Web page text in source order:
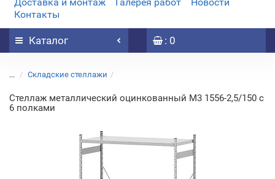
Контакты
Каталог : 0
... Складские стеллажи
Стеллаж металлический оцинкованный М3 1556-2,5/150 c
6 полками